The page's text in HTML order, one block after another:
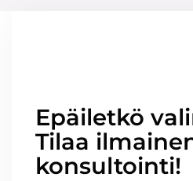
Epäiletkö
Tilaa
konsultointi!